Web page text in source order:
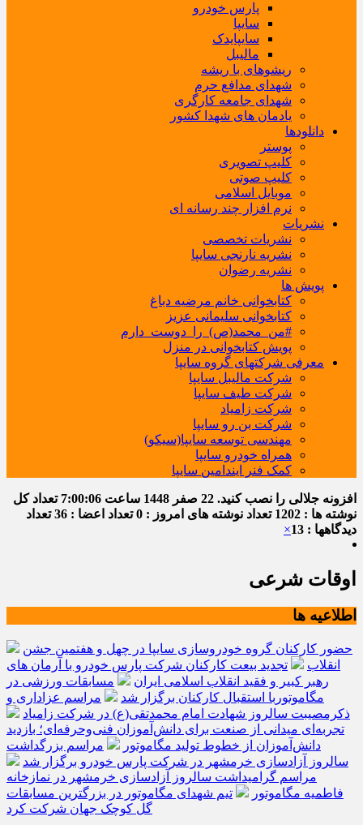
پارس خودرو
سایپا
سایپایدک
مالیبل
ریشوهای با ریشه
شهدای مدافع حرم
شهدای جامعه کارگری
یادمان های شهدا کشور
دانلودها
پوستر
کلیپ تصویری
کلیپ صوتی
موبایل اسلامی
نرم افزار چند رسانه ای
نشریات
نشریات تخصصی
نشریه نارنجی سایپا
نشریه رضوان
پویش ها
کتابخوانی خانم مرضیه دباغ
کتابخوانی سلیمانی عزیز
#من_محمد(ص)_را_دوست_دارم
پویش کتابخوانی در منزل
معرفی شرکتهای گروه سایپا
شرکت مالیبل سایپا
شرکت طیف سایپا
شرکت زامیاد
شرکت بن رو سایپا
مهندسی توسعه سایپا(سیکو)
همراه خودرو سایپا
کمک فنر ایندامین سایپا
افزونه جلالی را نصب کنید. 22 صفر 1448 ساعت 7:00:06 تعداد کل
نوشته ها : 1202
تعداد نوشته های امروز : 0 تعداد اعضا : 36
تعداد
دیدگاهها : 13
×
اوقات شرعی
اطلاعیه ها
حضور کارکنان گروه خودروسازی سایپا در چهل و هفتمین جشن
انقلاب
تجدید بیعت کارکنان شرکت پارس خودرو با آرمان های
رهبر کبیر و فقید انقلاب اسلامی ایران
مسابقات ورزشی در
مگاموتوربا استقبال کارکنان برگزار شد
مراسم عزاداری و
ذکرمصیبت سالروز شهادت امام محمدتقی(ع) در شرکت زامیاد
تجربه‌ای میدانی از صنعت برای دانش‌آموزان فنی‌وحرفه‌ای؛ بازدید
دانش‌آموزان از خطوط تولید مگاموتور
مراسم بزرگداشت
سالروز آزادسازی خرمشهر در شرکت پارس خودرو برگزار شد
مراسم گرامیداشت سالروز آزادسازی خرمشهر در نمازخانه
فاطمیه مگاموتور
تیم شهدای مگاموتور در بزرگترین مسابقات
گل کوچک جهان شرکت کرد